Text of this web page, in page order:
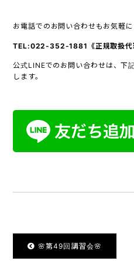
お電話でのお問い合わせもお気軽
TEL:022-352-1881《正規取扱代
公式LINEでのお問い合わせは、下
します。
🌸第49回講習会🌸